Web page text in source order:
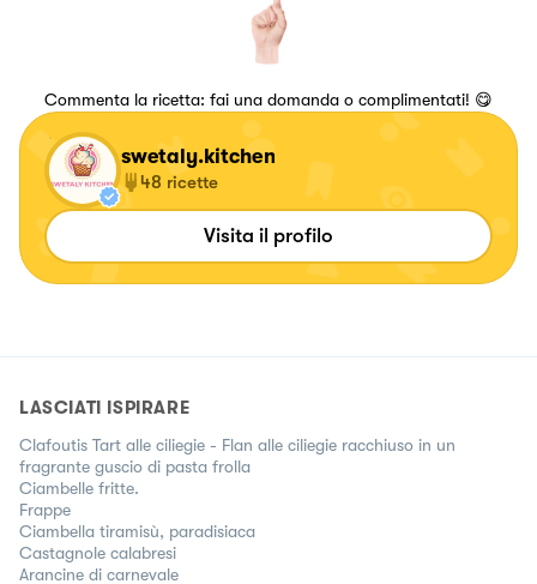
Commenta la ricetta: fai una domanda o complimentati! 😋
swetaly.kitchen
48 ricette
Visita il profilo
LASCIATI ISPIRARE
Clafoutis Tart alle ciliegie - Flan alle ciliegie racchiuso in un
fragrante guscio di pasta frolla
Ciambelle fritte.
Frappe
Ciambella tiramisù, paradisiaca
Castagnole calabresi
Arancine di carnevale